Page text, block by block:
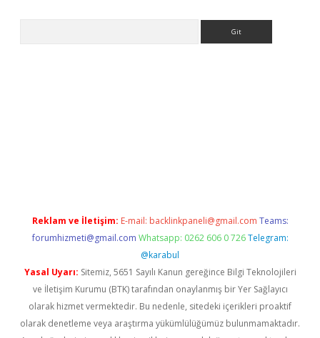
Reklam ve İletişim: E-mail: backlinkpaneli@gmail.com Teams:
forumhizmeti@gmail.com Whatsapp: 0262 606 0 726 Telegram:
@karabul
Yasal Uyarı: Sitemiz, 5651 Sayılı Kanun gereğince Bilgi Teknolojileri
ve İletişim Kurumu (BTK) tarafından onaylanmış bir Yer Sağlayıcı
olarak hizmet vermektedir. Bu nedenle, sitedeki içerikleri proaktif
olarak denetleme veya araştırma yükümlülüğümüz bulunmamaktadır.